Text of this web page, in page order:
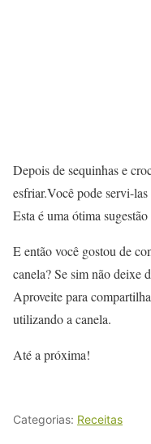
Depois de sequinhas e
esfriar.Você pode servi-
Esta é uma ótima
E então você gostou de
canela? Se sim não deixe
Aproveite para
utilizando a canela.
Até a próxima!
Categorias: Receitas